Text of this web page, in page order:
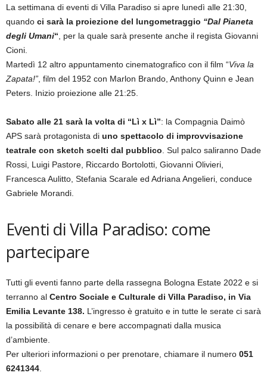
La settimana di eventi di Villa Paradiso si apre lunedì alle 21:30,
quando ci sarà la proiezione del lungometraggio “Dal Pianeta
degli Umani“, per la quale sarà presente anche il regista Giovanni
Cioni.
Martedì 12 altro appuntamento cinematografico con il film “Viva la
Zapata!”, film del 1952 con Marlon Brando, Anthony Quinn e Jean
Peters. Inizio proiezione alle 21:25.
Sabato alle 21 sarà la volta di “Lì x Lì”: la Compagnia Daimò
APS sarà protagonista di uno spettacolo di improvvisazione
teatrale con sketch scelti dal pubblico. Sul palco saliranno Dade
Rossi, Luigi Pastore, Riccardo Bortolotti, Giovanni Olivieri,
Francesca Aulitto, Stefania Scarale ed Adriana Angelieri, conduce
Gabriele Morandi.
Eventi di Villa Paradiso: come
partecipare
Tutti gli eventi fanno parte della rassegna Bologna Estate 2022 e si
terranno al Centro Sociale e Culturale di Villa Paradiso, in Via
Emilia Levante 138. L’ingresso è gratuito e in tutte le serate ci sarà
la possibilità di cenare e bere accompagnati dalla musica
d’ambiente.
Per ulteriori informazioni o per prenotare, chiamare il numero 051
6241344.